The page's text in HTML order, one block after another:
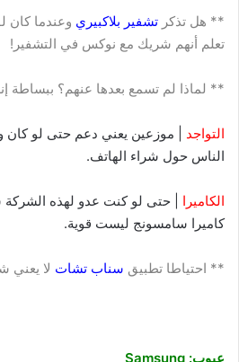
** هل تذكر تشفير بلاكبيري وعندما كان
تعلم أنهم شريك مع نوكس في التشفير!
** لماذا لم تسمع بعدها عنهم؟ ببساطة
التواجد | موزعين يعني دعم حتى لو كان
الناس حول شراء الهاتف.
الكاميرا | حتى لو كنت عدو لهذه
كاميرا سامسونج ليست قوية.
** احتياطا تطبيق سناب تشات لا يعني
عيوب: Samsung